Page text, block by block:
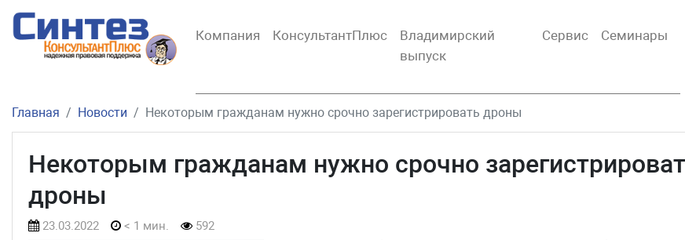
Компания КонсультантПлюс
Владимирский
выпуск
Сервис Семинары
Главная Новости Некоторым гражданам нужно срочно зарегистрировать дроны
Некоторым гражданам нужно срочно
дроны
23.03.2022 < 1 мин. 592